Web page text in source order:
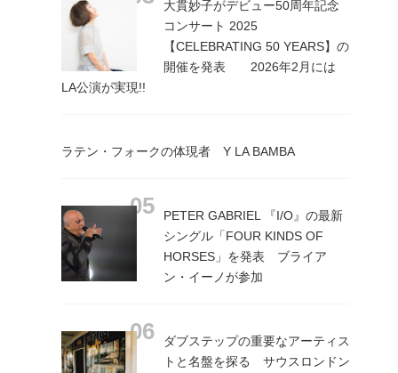
大貫妙子がデビュー50周年記念
コンサート 2025
【CELEBRATING 50 YEARS】の
開催を発表 2026年2月には
LA公演が実現!!
ラテン・フォークの体現者 Y LA BAMBA
PETER GABRIEL 『I/O』の最新
シングル「FOUR KINDS OF
HORSES」を発表 ブライア
ン・イーノが参加
ダブステップの重要なアーティス
トと名盤を探る サウスロンドン